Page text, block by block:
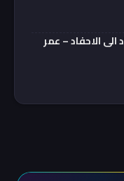
الاحفاد – عمر